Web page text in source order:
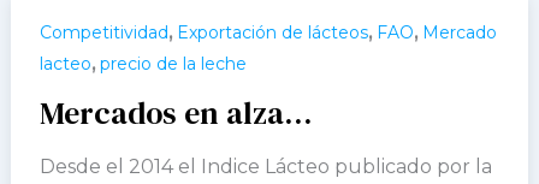
Competitividad, Exportación de lácteos, FAO, Mercado
lacteo, precio de la leche
Mercados en alza…
Desde el 2014 el Indice Lácteo publicado por la